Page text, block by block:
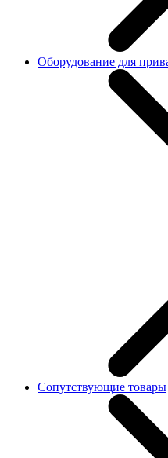
Оборудование для
Сопутствующие товары